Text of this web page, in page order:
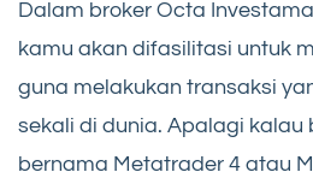
Dalam broker Octa
kamu akan difasilitasi untuk
guna melakukan transaksi
sekali di dunia. Apalagi kalau
bernama Metatrader 4 atau